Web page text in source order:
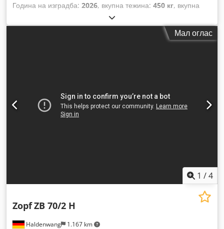
Година на изградба: 2026, вкупна тежина: 450 кг, вкупна
, вкупна ширина:
1.700 мм, влезен напон:400 V,
Мал оглас
1 /4
Haldenwang 1.167 km
ZopfZB 70/2 H